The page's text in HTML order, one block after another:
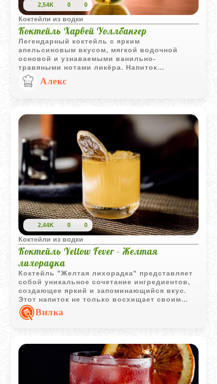
2,54K 0 0
Коктейли из водки
Коктейль Харвей Уоллбангер
Легендарный коктейль с ярким
апельсиновым вкусом, мягкой водочной
основой и узнаваемыми ванильно-
травяными нотами ликёра. Напиток
получается освежающим, насыщенным и
очень лёгким в подаче.
Алекс
2,44K 0 0
Коктейли из водки
Коктейль Yellow Fever - Желтая
лихорадка
Коктейль "Желтая лихорадка" представляет
собой уникальное сочетание ингредиентов,
создающее яркий и запоминающийся вкус.
Этот напиток не только восхищает своим
цветом, но и обладает глубоким и
насыщенным ароматом, который оставляет
Вилка